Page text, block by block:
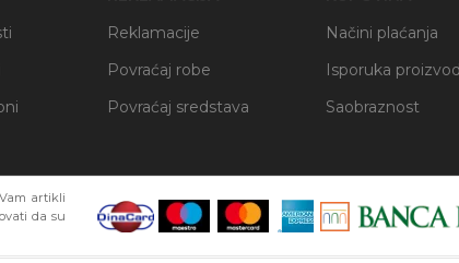
Reklamacije
Povraćaj robe
Povraćaj sredstava
Načini plaćanja
Isporuka
Saobraznost
artikli
da su